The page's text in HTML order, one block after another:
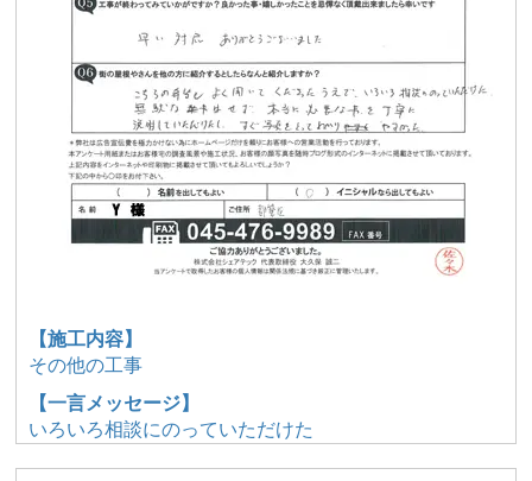
【施工内容】
その他の工事
【一言メッセージ】
いろいろ相談にのっていただけた